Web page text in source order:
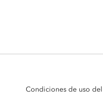
Condiciones de uso